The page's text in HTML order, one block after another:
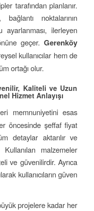
tarafından planlanır.
noktalarının
ayarlanması, ilerleyen
geçer.Gerenköy
kullanıcılar hem de
ortağı olur.
Kaliteli ve Uzun
Hizmet Anlayışı
memnuniyetini esas
öncesinde şeffaf fiyat
detaylar aktarılır ve
malzemeler
ve güvenilirdir. Ayrıca
kullanıcıların güven
projelere kadar her